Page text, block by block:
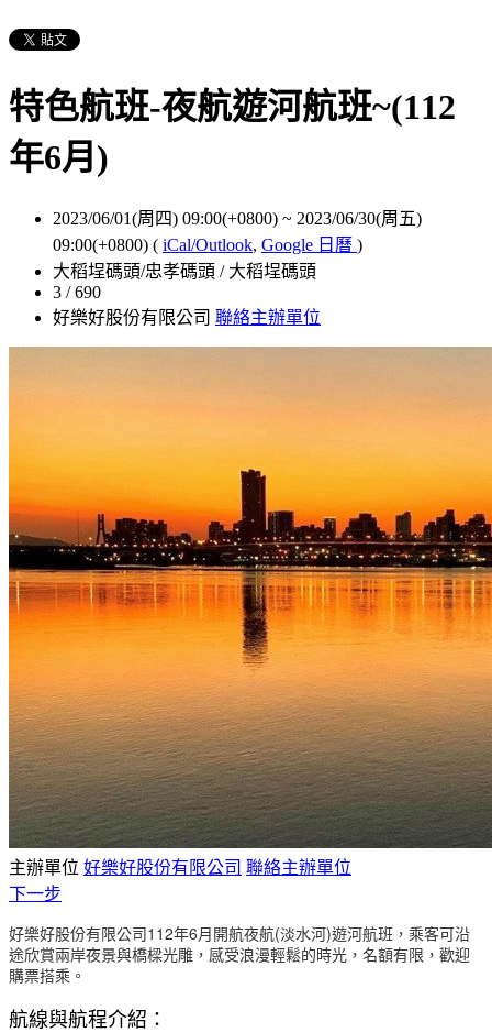
特色航班-夜航遊河航班~(112
年6月)
2023/06/01(周四) 09:00(+0800) ~ 2023/06/30(周五)
09:00(+0800) ( iCal/Outlook, Google 日曆 )
大稻埕碼頭/忠孝碼頭 / 大稻埕碼頭
3 / 690
好樂好股份有限公司 聯絡主辦單位
主辦單位 好樂好股份有限公司 聯絡主辦單位
下一步
好樂好股份有限公司112年6月開航夜航(淡水河)遊河航班，乘客可沿
途欣賞兩岸夜景與橋樑光雕，感受浪漫輕鬆的時光，名額有限，歡迎
購票搭乘。 ​
航線與航程介紹：